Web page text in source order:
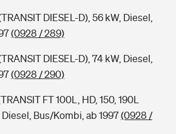
Sicherheit für deine Kids
Auto eingestuft
DIESEL-D), 56 kW, Diesel,
(0928 / 289)
DIESEL-D), 74 kW, Diesel,
(0928 / 290)
FT 100L, HD, 150, 190L
Diesel, Bus/Kombi, ab 1997(0928 /